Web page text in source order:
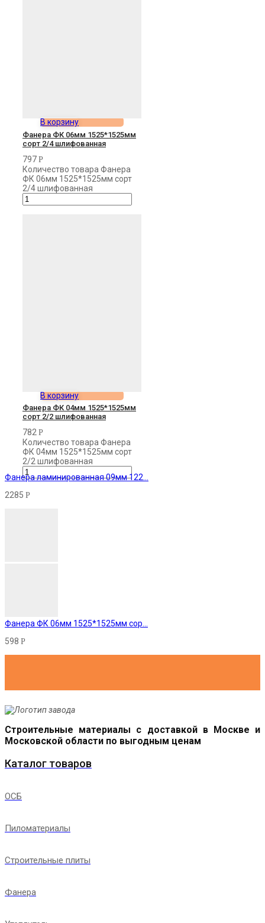
В корзину
Фанера ФК 06мм 1525*1525мм
сорт 2/4 шлифованная
797 Р
Количество товара Фанера
ФК 06мм 1525*1525мм сорт
2/4 шлифованная
В корзину
Фанера ФК 04мм 1525*1525мм
сорт 2/2 шлифованная
782 Р
Количество товара Фанера
ФК 04мм 1525*1525мм сорт
2/2 шлифованная
Фанера ламинированная 09мм 122...
2285 Р
Фанера ФК 06мм 1525*1525мм сор...
598 Р
Строительные материалы с доставкой в Москве и
Московской области по выгодным ценам
Каталог товаров
ОСБ
Пиломатериалы
Строительные плиты
Фанера